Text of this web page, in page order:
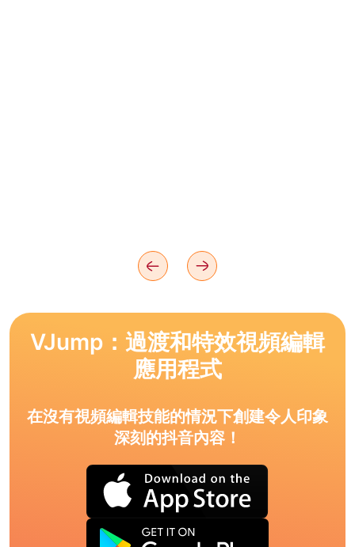
VJump：過渡和特效視頻編輯
應用程式
在沒有視頻編輯技能的情況下創建令人印象
深刻的抖音內容！